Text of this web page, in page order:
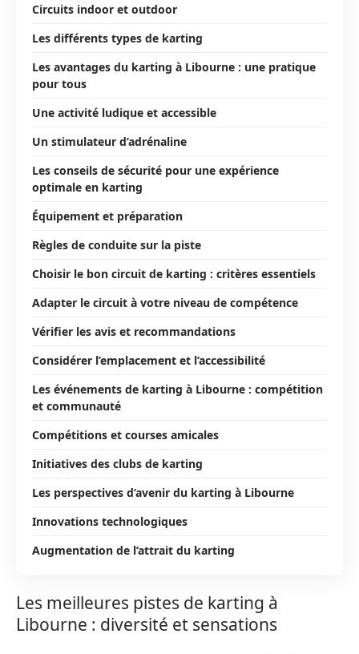
Circuits indoor et outdoor
Les différents types de karting
Les avantages du karting à Libourne : une pratique
pour tous
Une activité ludique et accessible
Un stimulateur d’adrénaline
Les conseils de sécurité pour une expérience
optimale en karting
Équipement et préparation
Règles de conduite sur la piste
Choisir le bon circuit de karting : critères essentiels
Adapter le circuit à votre niveau de compétence
Vérifier les avis et recommandations
Considérer l’emplacement et l’accessibilité
Les événements de karting à Libourne : compétition
et communauté
Compétitions et courses amicales
Initiatives des clubs de karting
Les perspectives d’avenir du karting à Libourne
Innovations technologiques
Augmentation de l’attrait du karting
Les meilleures pistes de karting à
Libourne : diversité et sensations